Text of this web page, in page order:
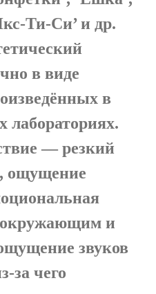
Ти-Си’ и др.
в виде
в
лабораториях.
— резкий
ощущение
окружающим и
звуков
за чего